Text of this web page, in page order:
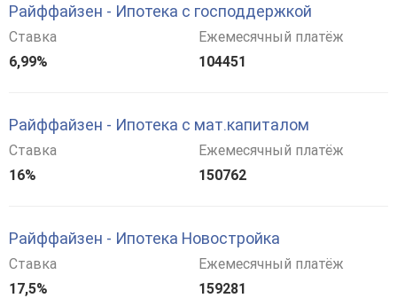
Райффайзен - Ипотека с господдержкой
Ставка
6,99%
Ежемесячный платёж
104451
Райффайзен - Ипотека с мат.капиталом
Ставка
16%
Ежемесячный платёж
150762
Райффайзен - Ипотека Новостройка
Ставка
17,5%
Ежемесячный платёж
159281